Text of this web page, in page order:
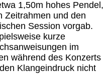
1,50m hohes Pendel,
Zeitrahmen und den
Session vorgab.
kurze
im
während des Konzerts
Klangeindruck nicht